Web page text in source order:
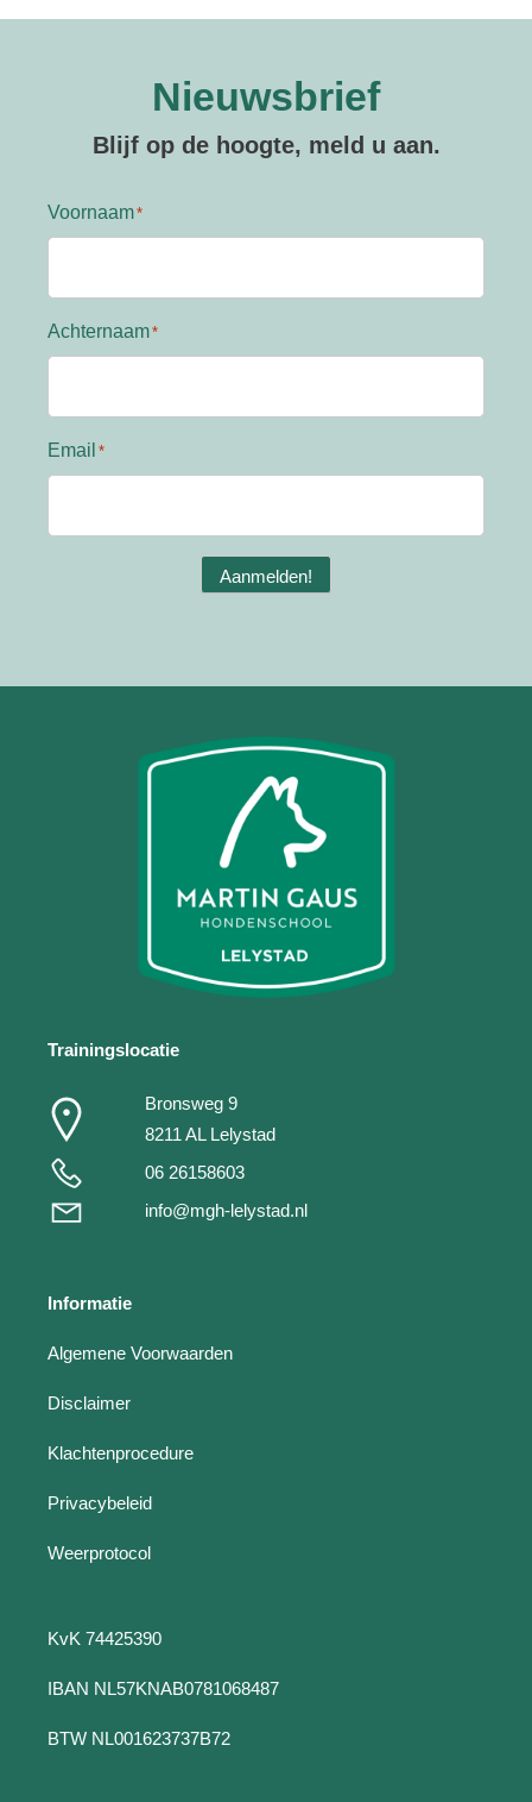
Nieuwsbrief
Blijf op de hoogte, meld u aan.
Voornaam
Achternaam
Email
Aanmelden!
Trainingslocatie
Bronsweg 9
8211 AL Lelystad
06 26158603
info@mgh-lelystad.nl
Informatie
Algemene Voorwaarden
Disclaimer
Klachtenprocedure
Privacybeleid
Weerprotocol
KvK 74425390
IBAN NL57KNAB0781068487
BTW NL001623737B72